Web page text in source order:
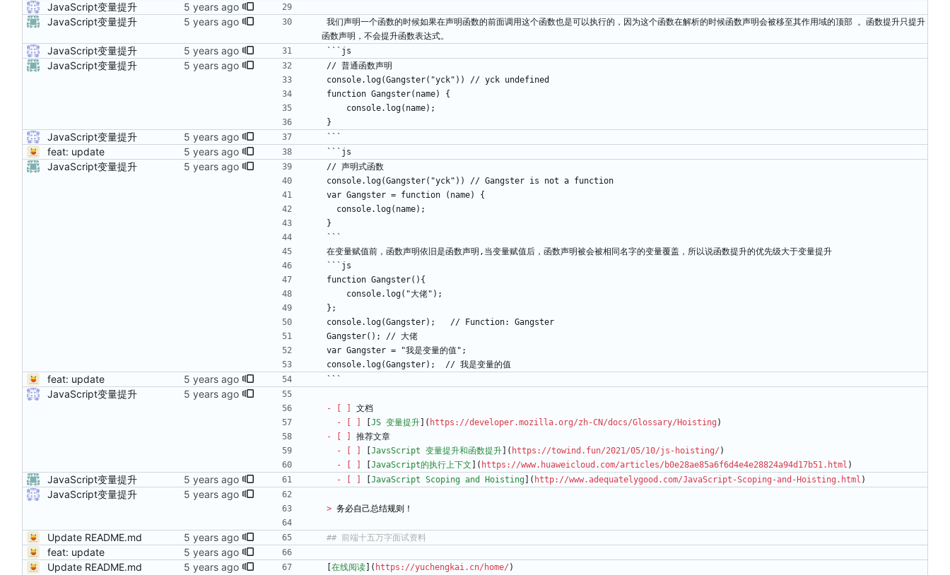
JavaScript变量提升
JavaScript变量提升
我们声明一个函数的时候如果在声明函数的前面调用这个函数也是可以执行的，因为这个函数在解析的时候函数声明会被移至其作用域的顶部 。函数提升只提升
函数声明，不会提升函数表达式。
JavaScript变量提升 ```js
JavaScript变量提升
// 普通函数声明
console.log(Gangster("yck")) // yck undefined
function Gangster(name) {
    console.log(name);
}
JavaScript变量提升 ```
feat: update ```js
JavaScript变量提升
// 声明式函数
console.log(Gangster("yck")) // Gangster is not a function
var Gangster = function (name) {
  console.log(name);
}
```
在变量赋值前，函数声明依旧是函数声明,当变量赋值后，函数声明被会被相同名字的变量覆盖，所以说函数提升的优先级大于变量提升
```js
function Gangster(){
    console.log("大佬");
};
console.log(Gangster);   // Function: Gangster
Gangster(); // 大佬
var Gangster = "我是变量的值";
console.log(Gangster);  // 我是变量的值
feat: update ```
JavaScript变量提升
- [ ]
文档
- [ ]
JS 变量提升 ]( https://developer.mozilla.org/zh-CN/docs/Glossary/Hoisting )
- [ ]
推荐文章
- [ ]
JavsScript 变量提升和函数提升 ]( https://towind.fun/2021/05/10/js-hoisting/ )
- [ ]
JavaScript的执行上下文 ]( https://www.huaweicloud.com/articles/b0e28ae85a6f6d4e4e28824a94d17b51.html )
JavaScript变量提升 - [ ] JavaScript Scoping and Hoisting ]( http://www.adequatelygood.com/JavaScript-Scoping-and-Hoisting.html )
JavaScript变量提升
>
Update README.md
feat: update
Update README.md
在线阅读 ]( https://yuchengkai.cn/home/ )